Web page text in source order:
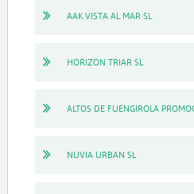
AAK VISTA AL MAR SL
HORIZON TRIAR SL
ALTOS DE FUENGIROLA
NUVIA URBAN SL